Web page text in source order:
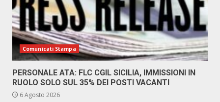
Comunicati Stampa
PERSONALE ATA: FLC CGIL SICILIA, IMMISSIONI IN
RUOLO SOLO SUL 35% DEI POSTI VACANTI
6 Agosto 2026